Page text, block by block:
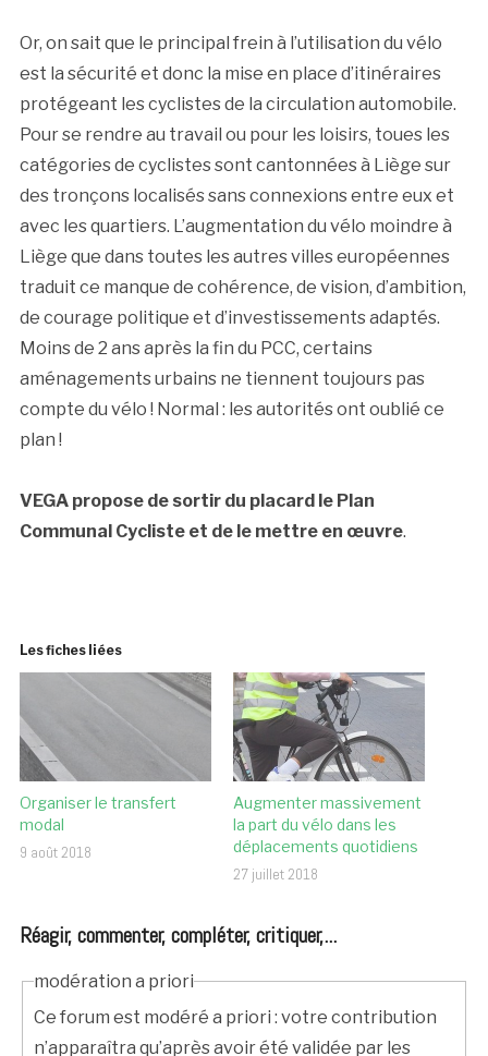
Or, on sait que le principal frein à l’utilisation du vélo
est la sécurité et donc la mise en place d’itinéraires
protégeant les cyclistes de la circulation automobile.
Pour se rendre au travail ou pour les loisirs, toues les
catégories de cyclistes sont cantonnées à Liège sur
des tronçons localisés sans connexions entre eux et
avec les quartiers. L’augmentation du vélo moindre à
Liège que dans toutes les autres villes européennes
traduit ce manque de cohérence, de vision, d’ambition,
de courage politique et d’investissements adaptés.
Moins de 2 ans après la fin du PCC, certains
aménagements urbains ne tiennent toujours pas
compte du vélo ! Normal : les autorités ont oublié ce
plan !
VEGA propose de sortir du placard le Plan
Communal Cycliste et de le mettre en œuvre.
Les fiches liées
Organiser le transfert
modal
9 août 2018
Augmenter massivement
la part du vélo dans les
déplacements quotidiens
27 juillet 2018
Réagir, commenter, compléter, critiquer,...
modération a priori
Ce forum est modéré a priori : votre contribution
n’apparaîtra qu’après avoir été validée par les